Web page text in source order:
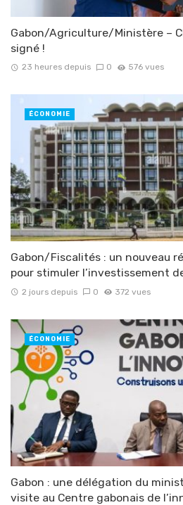
Gabon/Agriculture/Ministère –
signé !
23 heures depuis 0 576 vues
Gabon/Fiscalités : un nouveau
pour stimuler l’investissement
2 jours depuis 0 372 vues
ÉCONOMIE
Gabon : une délégation du
visite au Centre gabonais de
ÉCONOMIE